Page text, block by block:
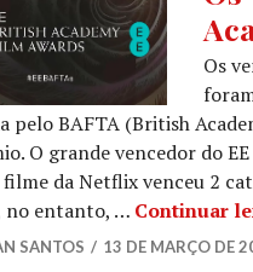
DE
Os
pelo BAFTA (British
O grande vencedor do
filme da Netflix venceu 2
no entanto, … Continuar
SANTOS 13 DE MARÇO DE